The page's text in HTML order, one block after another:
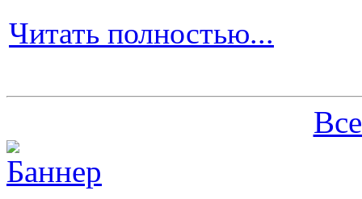
Читать полностью...